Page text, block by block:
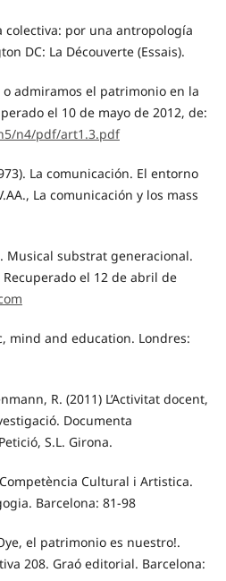
colectiva: por una antropología
DC: La Découverte (Essais).
o admiramos el patrimonio en la
el 10 de mayo de 2012, de:
n4/pdf/art1.3.pdf
La comunicación. El entorno
La comunicación y los mass
Musical substrat generacional.
el 12 de abril de
mind and education. Londres:
R. (2011) L’Activitat docent,
Documenta
S.L. Girona.
Cultural i Artistica.
Barcelona: 81-98
el patrimonio es nuestro!.
208. Graó editorial. Barcelona: